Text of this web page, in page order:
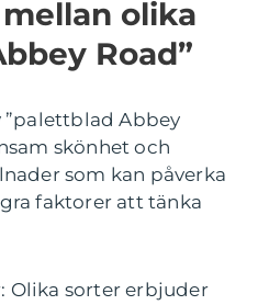
olika
Road”
”palettblad Abbey
skönhet och
som kan påverka
faktorer att tänka
Olika sorter erbjuder